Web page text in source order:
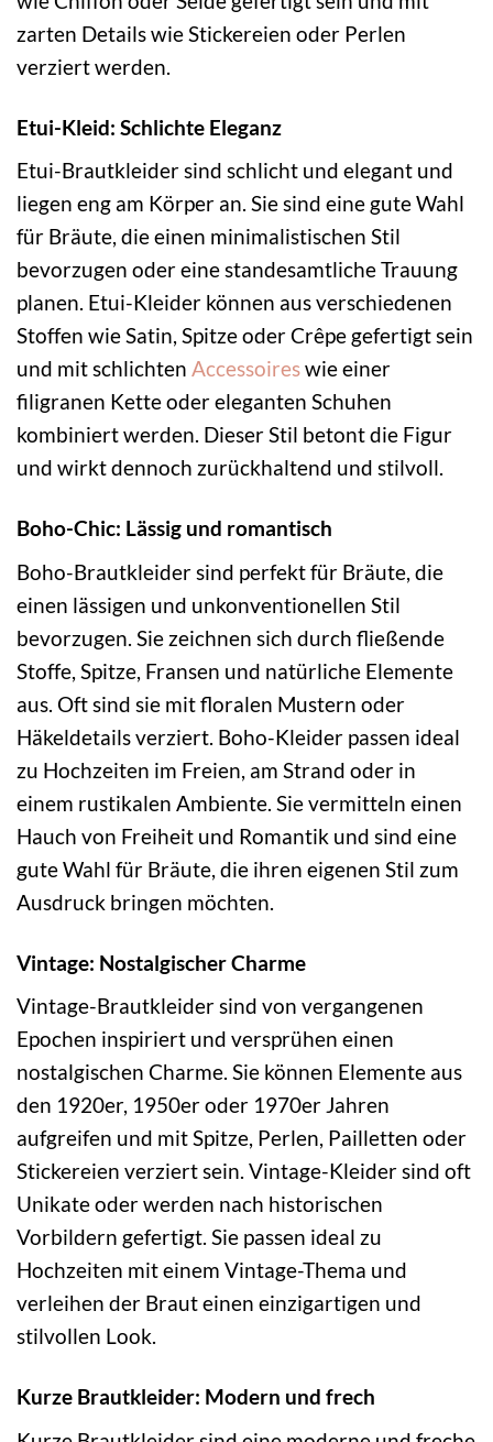
zarten Details wie Stickereien oder Perlen
verziert werden.
Etui-Kleid: Schlichte Eleganz
Etui-Brautkleider sind schlicht und elegant und
liegen eng am Körper an. Sie sind eine gute Wahl
für Bräute, die einen minimalistischen Stil
bevorzugen oder eine standesamtliche Trauung
planen. Etui-Kleider können aus verschiedenen
Stoffen wie Satin, Spitze oder Crêpe gefertigt sein
und mit schlichten Accessoireswie einer
filigranen Kette oder eleganten Schuhen
kombiniert werden. Dieser Stil betont die Figur
und wirkt dennoch zurückhaltend und stilvoll.
Boho-Chic: Lässig und romantisch
Boho-Brautkleider sind perfekt für Bräute, die
einen lässigen und unkonventionellen Stil
bevorzugen. Sie zeichnen sich durch fließende
Stoffe, Spitze, Fransen und natürliche Elemente
aus. Oft sind sie mit floralen Mustern oder
Häkeldetails verziert. Boho-Kleider passen ideal
zu Hochzeiten im Freien, am Strand oder in
einem rustikalen Ambiente. Sie vermitteln einen
Hauch von Freiheit und Romantik und sind eine
gute Wahl für Bräute, die ihren eigenen Stil zum
Ausdruck bringen möchten.
Vintage: Nostalgischer Charme
Vintage-Brautkleider sind von vergangenen
Epochen inspiriert und versprühen einen
nostalgischen Charme. Sie können Elemente aus
den 1920er, 1950er oder 1970er Jahren
aufgreifen und mit Spitze, Perlen, Pailletten oder
Stickereien verziert sein. Vintage-Kleider sind oft
Unikate oder werden nach historischen
Vorbildern gefertigt. Sie passen ideal zu
Hochzeiten mit einem Vintage-Thema und
verleihen der Braut einen einzigartigen und
stilvollen Look.
Kurze Brautkleider: Modern und frech